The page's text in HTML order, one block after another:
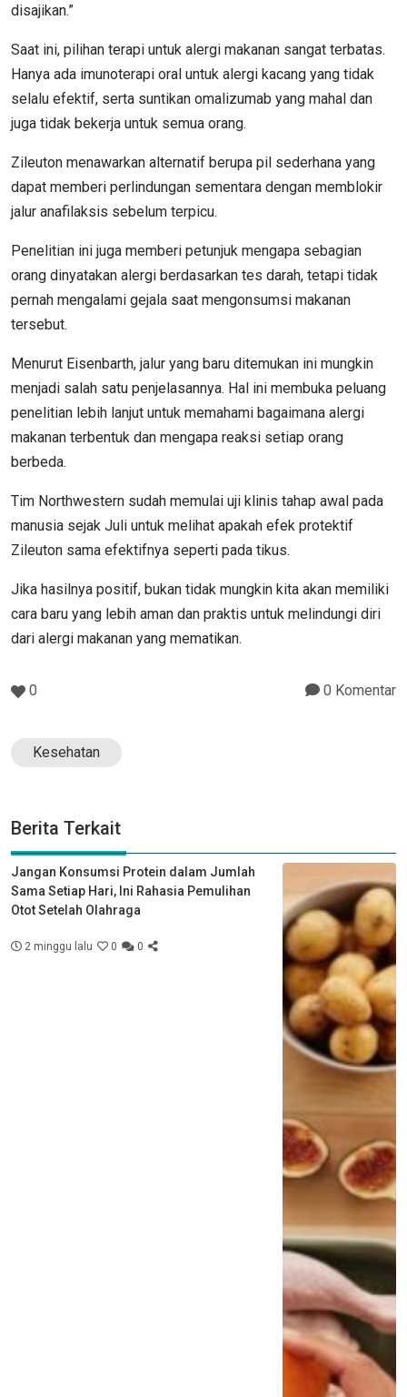
disajikan.”
Saat ini, pilihan terapi untuk alergi makanan sangat terbatas.
Hanya ada imunoterapi oral untuk alergi kacang yang tidak
selalu efektif, serta suntikan omalizumab yang mahal dan
juga tidak bekerja untuk semua orang.
Zileuton menawarkan alternatif berupa pil sederhana yang
dapat memberi perlindungan sementara dengan memblokir
jalur anafilaksis sebelum terpicu.
Penelitian ini juga memberi petunjuk mengapa sebagian
orang dinyatakan alergi berdasarkan tes darah, tetapi tidak
pernah mengalami gejala saat mengonsumsi makanan
tersebut.
Menurut Eisenbarth, jalur yang baru ditemukan ini mungkin
menjadi salah satu penjelasannya. Hal ini membuka peluang
penelitian lebih lanjut untuk memahami bagaimana alergi
makanan terbentuk dan mengapa reaksi setiap orang
berbeda.
Tim Northwestern sudah memulai uji klinis tahap awal pada
manusia sejak Juli untuk melihat apakah efek protektif
Zileuton sama efektifnya seperti pada tikus.
Jika hasilnya positif, bukan tidak mungkin kita akan memiliki
cara baru yang lebih aman dan praktis untuk melindungi diri
dari alergi makanan yang mematikan.
0 0 Komentar
Kesehatan
Berita Terkait
Jangan Konsumsi Protein dalam Jumlah
Sama Setiap Hari, Ini Rahasia Pemulihan
Otot Setelah Olahraga
2 minggu lalu 0 0